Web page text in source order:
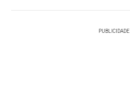
PUBLICIDADE